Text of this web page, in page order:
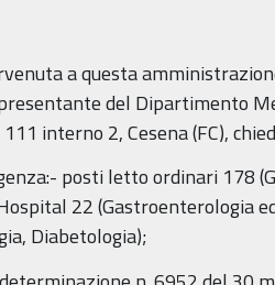
a questa
del Dipartimento
111 interno 2, Cesena (FC),
posti letto ordinari 178
22 (Gastroenterologia
Diabetologia);